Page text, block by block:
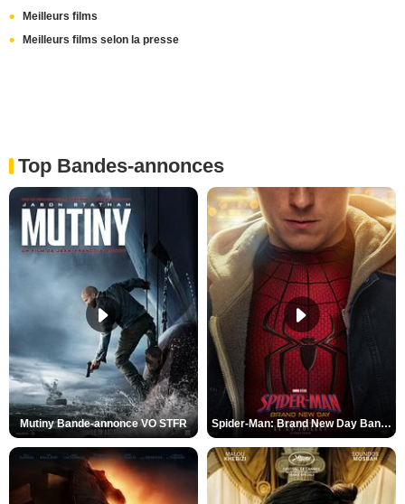
Meilleurs films
Meilleurs films selon la presse
Top Bandes-annonces
Mutiny Bande-annonce VO STFR Spider-Man: Brand New Day Bande-annonce VO STFR